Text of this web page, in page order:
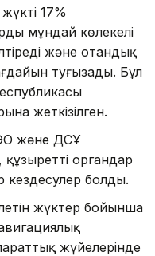
17%
мұндай көлеңкелі
және отандық
туғызады. Бұл
жеткізілген.
және ДСҰ
органдар
кездесулер болды.
жүктер бойынша
жүйелерінде